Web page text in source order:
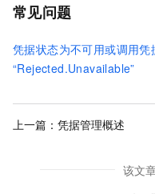
常见问题
凭据状态为不可用或调用凭
“Rejected.Unavailable”
上一篇： 凭据管理概述
该文